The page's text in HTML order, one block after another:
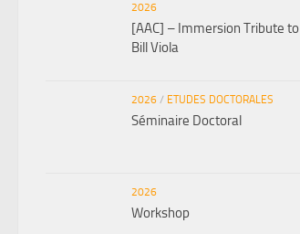
2026
[AAC] – Immersion Tribute to
Bill Viola
2026 / ETUDES DOCTORALES
Séminaire Doctoral
2026
Workshop